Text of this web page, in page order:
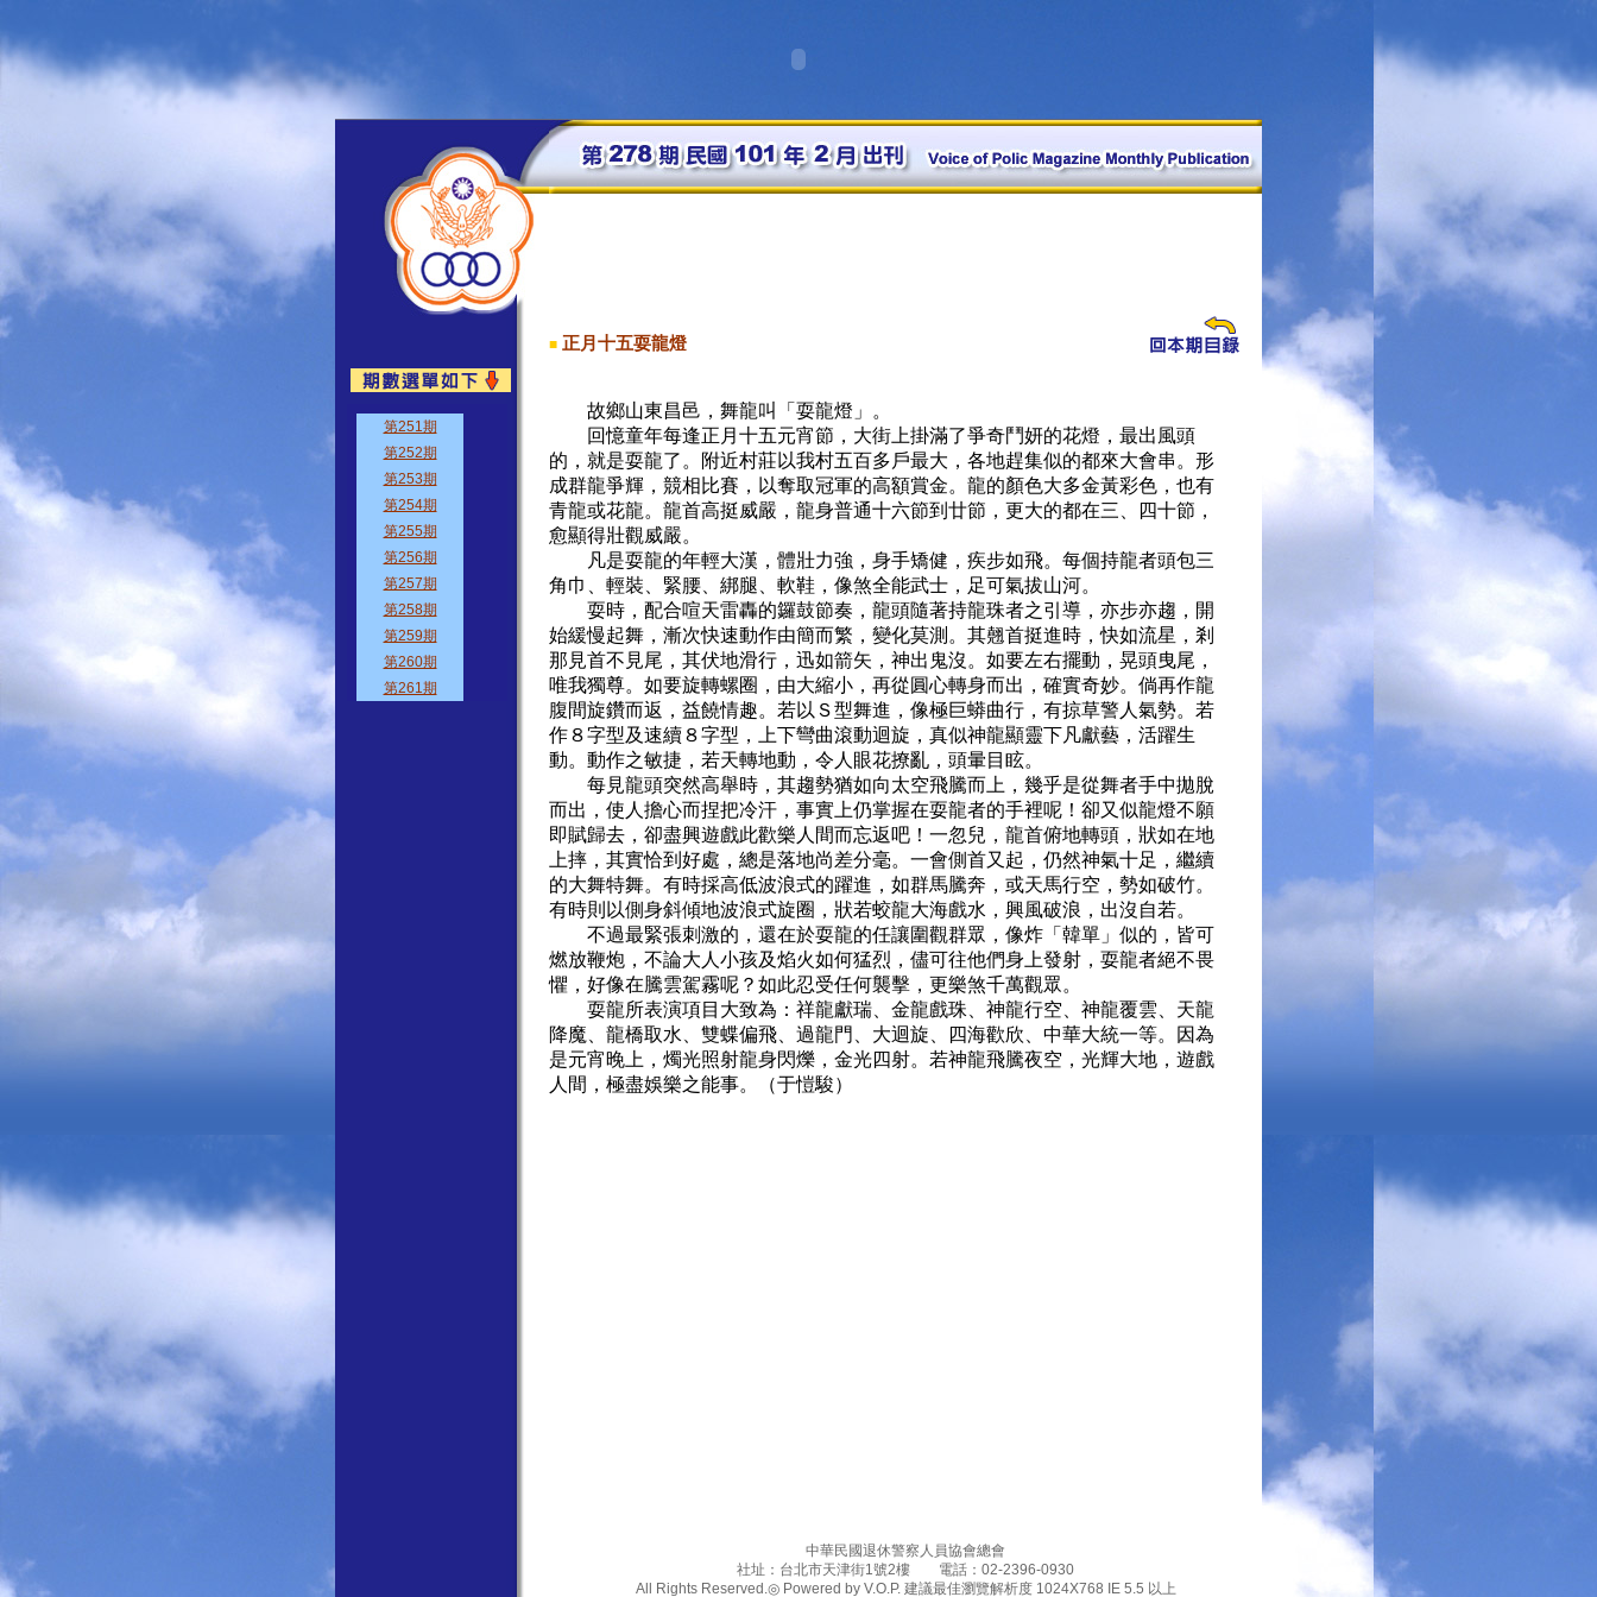
■ 正月十五耍龍燈
故鄉山東昌邑，舞龍叫「耍龍燈」。
回憶童年每逢正月十五元宵節，大街上掛滿了爭奇鬥妍的花燈，最出風頭
的，就是耍龍了。附近村莊以我村五百多戶最大，各地趕集似的都來大會串。形
成群龍爭輝，競相比賽，以奪取冠軍的高額賞金。龍的顏色大多金黃彩色，也有
青龍或花龍。龍首高挺威嚴，龍身普通十六節到廿節，更大的都在三、四十節，
愈顯得壯觀威嚴。
凡是耍龍的年輕大漢，體壯力強，身手矯健，疾步如飛。每個持龍者頭包三
角巾、輕裝、緊腰、綁腿、軟鞋，像煞全能武士，足可氣拔山河。
耍時，配合喧天雷轟的鑼鼓節奏，龍頭隨著持龍珠者之引導，亦步亦趨，開
始緩慢起舞，漸次快速動作由簡而繁，變化莫測。其翹首挺進時，快如流星，剎
那見首不見尾，其伏地滑行，迅如箭矢，神出鬼沒。如要左右擺動，晃頭曳尾，
唯我獨尊。如要旋轉螺圈，由大縮小，再從圓心轉身而出，確實奇妙。倘再作龍
腹間旋鑽而返，益饒情趣。若以Ｓ型舞進，像極巨蟒曲行，有掠草警人氣勢。若
作８字型及速續８字型，上下彎曲滾動迴旋，真似神龍顯靈下凡獻藝，活躍生
動。動作之敏捷，若天轉地動，令人眼花撩亂，頭暈目眩。
每見龍頭突然高舉時，其趨勢猶如向太空飛騰而上，幾乎是從舞者手中拋脫
而出，使人擔心而捏把冷汗，事實上仍掌握在耍龍者的手裡呢！卻又似龍燈不願
即賦歸去，卻盡興遊戲此歡樂人間而忘返吧！一忽兒，龍首俯地轉頭，狀如在地
上摔，其實恰到好處，總是落地尚差分毫。一會側首又起，仍然神氣十足，繼續
的大舞特舞。有時採高低波浪式的躍進，如群馬騰奔，或天馬行空，勢如破竹。
有時則以側身斜傾地波浪式旋圈，狀若蛟龍大海戲水，興風破浪，出沒自若。
不過最緊張刺激的，還在於耍龍的任讓圍觀群眾，像炸「韓單」似的，皆可
燃放鞭炮，不論大人小孩及焰火如何猛烈，儘可往他們身上發射，耍龍者絕不畏
懼，好像在騰雲駕霧呢？如此忍受任何襲擊，更樂煞千萬觀眾。
耍龍所表演項目大致為：祥龍獻瑞、金龍戲珠、神龍行空、神龍覆雲、天龍
降魔、龍橋取水、雙蝶偏飛、過龍門、大迴旋、四海歡欣、中華大統一等。因為
是元宵晚上，燭光照射龍身閃爍，金光四射。若神龍飛騰夜空，光輝大地，遊戲
人間，極盡娛樂之能事。（于愷駿）
中華民國退休警察人員協會總會
社址：台北市天津街1號2樓 電話：02-2396-0930
All Rights Reserved.◎ Powered by V.O.P. 建議最佳瀏覽解析度 1024X768 IE 5.5 以上